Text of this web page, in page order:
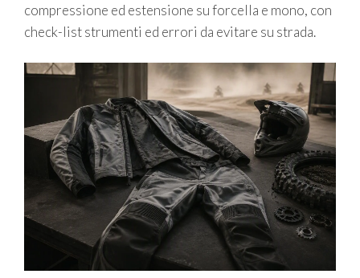
compressione ed estensione su forcella e mono, con
check-list strumenti ed errori da evitare su strada.